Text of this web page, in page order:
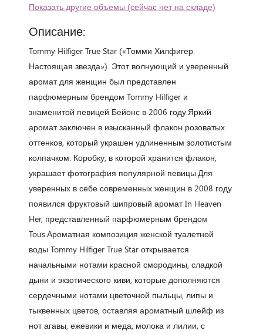
Показать другие объемы (сейчас нет на складе)
Описание:
Tommy Hilfiger True Star («Томми Хилфигер.
Настоящая звезда»). Этот волнующий и уверенный
аромат для женщин был представлен
парфюмерным брендом Tommy Hilfiger и
знаменитой певицей Бейонс в 2006 году.Яркий
аромат заключен в изысканный флакон розоватых
оттенков, который украшен удлиненным золотистым
колпачком. Коробку, в которой хранится флакон,
украшает фотография популярной певицы.Для
уверенных в себе современных женщин в 2008 году
появился фруктовый шипровый аромат In Heaven
Her, представленный парфюмерным брендом
Tous.Ароматная композиция женской туалетной
воды Tommy Hilfiger True Star открывается
начальными нотами красной смородины, сладкой
дыни и экзотического киви, которые дополняются
сердечными нотами цветочной пыльцы, липы и
тыквенных цветов, оставляя ароматный шлейф из
нот агавы, ежевики и меда, молока и лилии, с